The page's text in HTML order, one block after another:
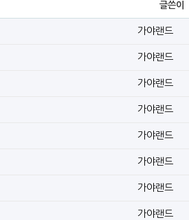
글쓴이
가야랜드
가야랜드
가야랜드
가야랜드
가야랜드
가야랜드
가야랜드
가야랜드